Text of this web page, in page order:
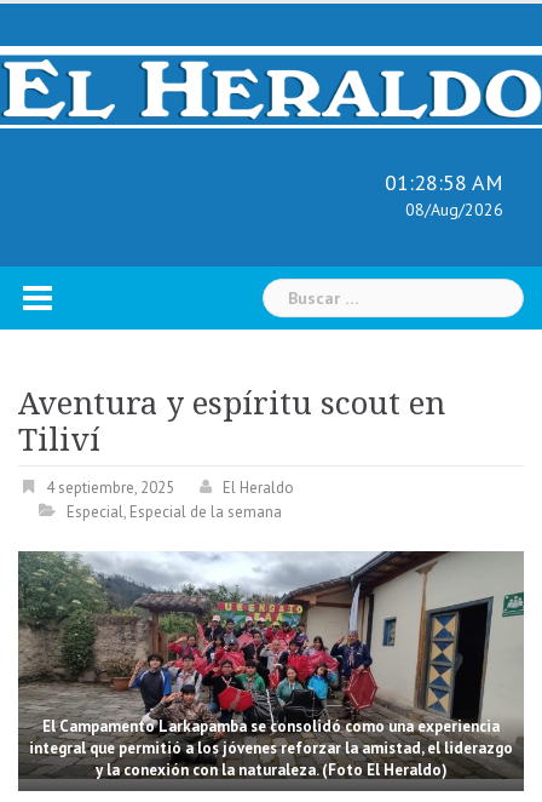
Skip
content
01:28:59 AM
08/Aug/2026
Buscar:
Aventura y espíritu scout en
Tiliví
4 septiembre, 2025
El Heraldo
Especial, Especial de la semana
El Campamento Larkapamba se consolidó como una experiencia
integral que permitió a los jóvenes reforzar la amistad, el liderazgo
y la conexión con la naturaleza. (Foto El Heraldo)